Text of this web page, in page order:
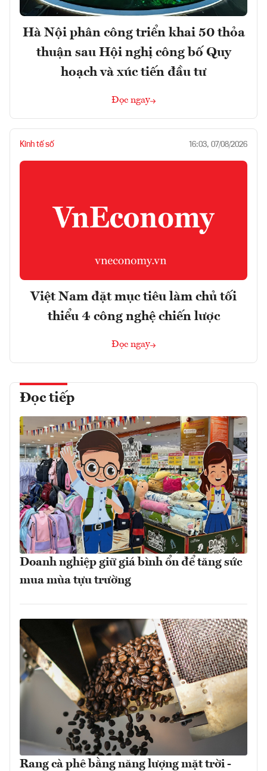
Hà Nội phân công triển khai 50 thỏa
thuận sau Hội nghị công bố Quy
hoạch và xúc tiến đầu tư
Đọc ngay
Kinh tế số 16:03, 07/08/2026
Việt Nam đặt mục tiêu làm chủ tối
thiểu 4 công nghệ chiến lược
Đọc ngay
Đọc tiếp
Doanh nghiệp giữ giá bình ổn để tăng sức
mua mùa tựu trường
Rang cà phê bằng năng lượng mặt trời -